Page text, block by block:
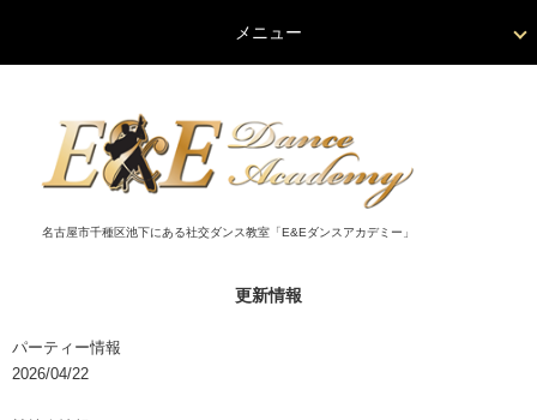
名古屋市千種区池下にある社交ダンス教室「E&Eダンスアカデミー」
更新情報
パーティー情報
2026/04/22
メニュー